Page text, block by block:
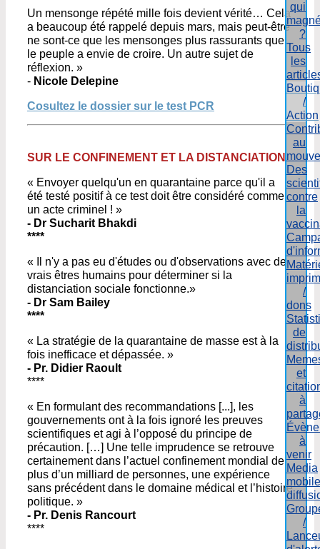
qui
?
Tous
les
/
Action
au
Des
contre
la
/
dons
de
et
à
à
venir
Media
mobile
/
Un mensonge répété mille fois devient vérité… Cela
a beaucoup été rappelé depuis mars, mais peut-être
ne sont-ce que les mensonges plus rassurants que
le peuple a envie de croire. Un autre sujet de
réflexion. »
- Nicole Delepine
Cosultez le dossier sur le test PCR
SUR LE CONFINEMENT ET LA DISTANCIATION
« Envoyer quelqu'un en quarantaine parce qu'il a
été testé positif à ce test doit être considéré comme
un acte criminel ! »
- Dr Sucharit Bhakdi
****
« Il n'y a pas eu d'études ou d'observations avec de
vrais êtres humains pour déterminer si la
distanciation sociale fonctionne.»
- Dr Sam Bailey
****
« La stratégie de la quarantaine de masse est à la
fois inefficace et dépassée. »
- Pr. Didier Raoult
****
« En formulant des recommandations [...], les
gouvernements ont à la fois ignoré les preuves
scientifiques et agi à l’opposé du principe de
précaution. […] Une telle imprudence se retrouve
certainement dans l’actuel confinement mondial de
plus d’un milliard de personnes, une expérience
sans précédent dans le domaine médical et l’histoire
politique. »
- Pr. Denis Rancourt
****